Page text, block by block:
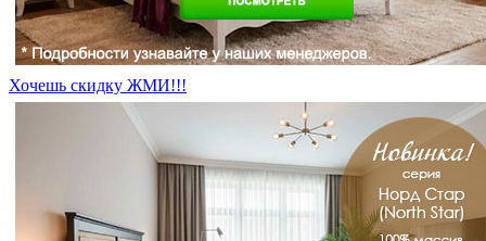
Хочешь скидку ЖМИ!!!